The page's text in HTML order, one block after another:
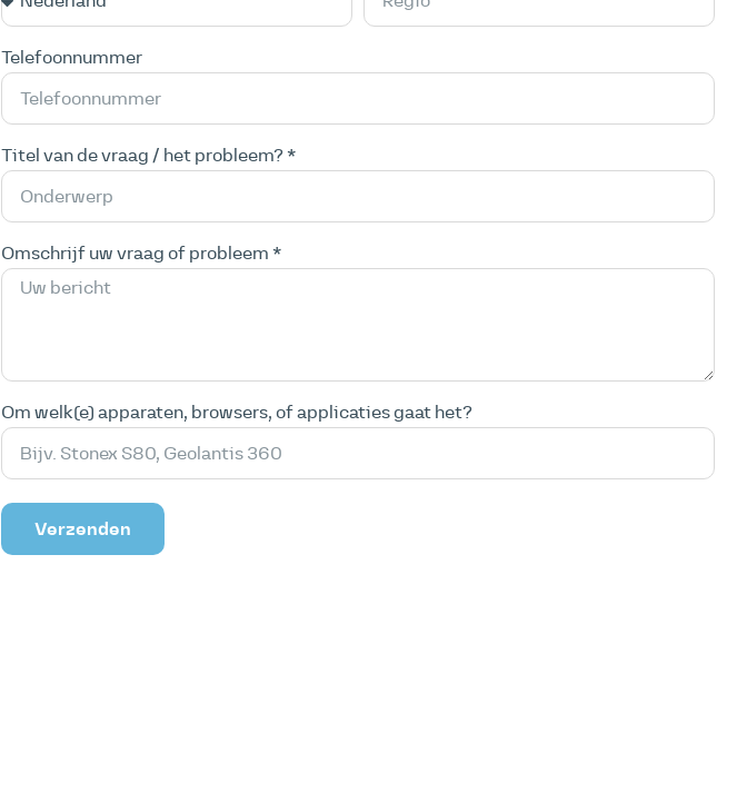
Telefoonnummer
Titel van de vraag / het probleem? *
Omschrijf uw vraag of probleem *
Om welk(e) apparaten, browsers, of applicaties gaat het?
Verzenden